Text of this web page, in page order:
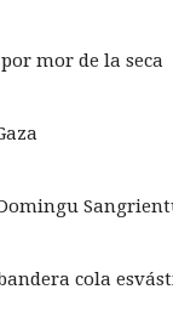
mor de la seca
cola